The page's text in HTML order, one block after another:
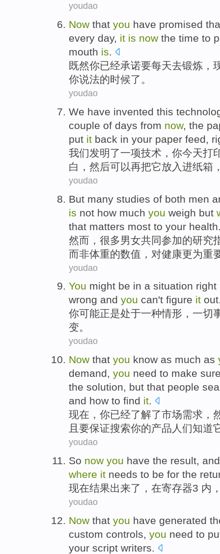
youdao
Now that you have promised
every day, it is now the time to
mouth is.
既然你已经承诺要每天去锻炼 ，
你说法的时候了。
youdao
We have invented this
couple of days from now, the
put it back in your paper feed,
我们发明了一项技术 ， 你今天打
白 ， 然后可以再把它放入进纸箱
youdao
But many studies of both men
is not how much you weigh but
that matters most to your health
然而 ， 很多男女共同参加的研究
而非体重的数值， 对健康更为重
youdao
You might be in a situation right
wrong and you can't figure it
你可能正是处于一种情形 ， 一切
变。
youdao
Now that you know as much as
demand, you need to make
the solution, but that people
and how to find it.
现在 ， 你已经了解了市场需求 ，
且 要保证搜索你的产品 人们知道
youdao
So now you have the result,
where it needs to be for the
现在结果出来了， 在寄存器3 内
youdao
Now that you have generated
custom controls, you need to
your script writers.